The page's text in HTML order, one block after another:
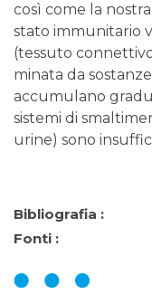
così come la
stato immunitario
(tessuto
minata da
accumulano
sistemi di
urine) sono
Bibliografia :
Fonti :